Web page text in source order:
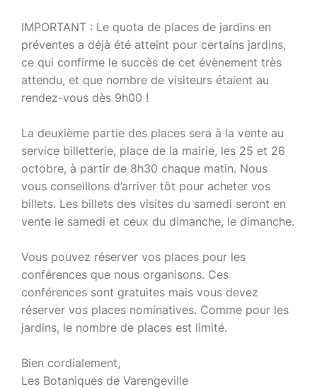
IMPORTANT : Le quota de places de jardins en
préventes a déjà été atteint pour certains jardins,
ce qui confirme le succès de cet évènement très
attendu, et que nombre de visiteurs étaient au
rendez-vous dès 9h00 !
La deuxième partie des places sera à la vente au
service billetterie, place de la mairie, les 25 et 26
octobre, à partir de 8h30 chaque matin. Nous
vous conseillons d’arriver tôt pour acheter vos
billets. Les billets des visites du samedi seront en
vente le samedi et ceux du dimanche, le dimanche.
Vous pouvez réserver vos places pour les
conférences que nous organisons. Ces
conférences sont gratuites mais vous devez
réserver vos places nominatives. Comme pour les
jardins, le nombre de places est limité.
Bien cordialement,
Les Botaniques de Varengeville